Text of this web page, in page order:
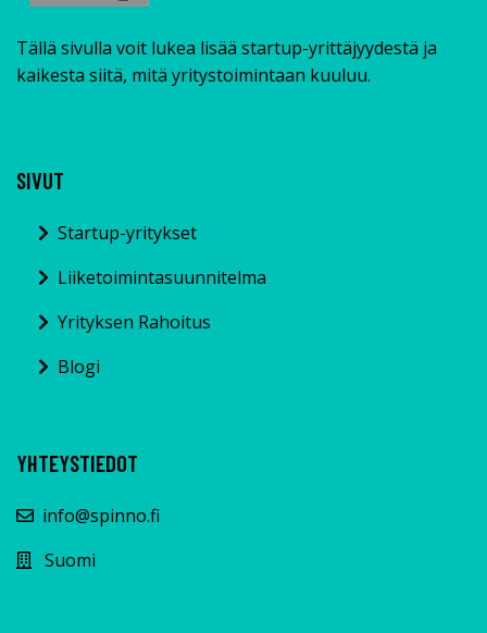
Tällä sivulla voit lukea lisää startup-yrittäjyydestä ja
kaikesta siitä, mitä yritystoimintaan kuuluu.
SIVUT
Startup-yritykset
Liiketoimintasuunnitelma
Yrityksen Rahoitus
Blogi
YHTEYSTIEDOT
info@spinno.fi
Suomi